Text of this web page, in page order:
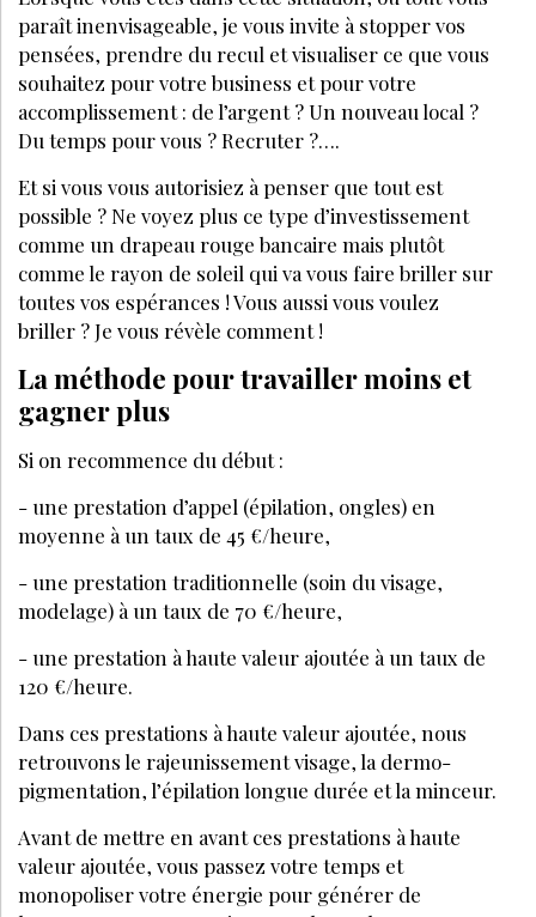
paraît inenvisageable, je vous invite à stopper vos
pensées, prendre du recul et visualiser ce que vous
souhaitez pour votre business et pour votre
accomplissement : de l’argent ? Un nouveau local ?
Du temps pour vous ? Recruter ?….
Et si vous vous autorisiez à penser que tout est
possible ? Ne voyez plus ce type d’investissement
comme un drapeau rouge bancaire mais plutôt
comme le rayon de soleil qui va vous faire briller sur
toutes vos espérances ! Vous aussi vous voulez
briller ? Je vous révèle comment !
La méthode pour travailler moins et
gagner plus
Si on recommence du début :
- une prestation d’appel (épilation, ongles) en
moyenne à un taux de 45 €/heure,
- une prestation traditionnelle (soin du visage,
modelage) à un taux de 70 €/heure,
- une prestation à haute valeur ajoutée à un taux de
120 €/heure.
Dans ces prestations à haute valeur ajoutée, nous
retrouvons le rajeunissement visage, la dermo-
pigmentation, l’épilation longue durée et la minceur.
Avant de mettre en avant ces prestations à haute
valeur ajoutée, vous passez votre temps et
monopoliser votre énergie pour générer de